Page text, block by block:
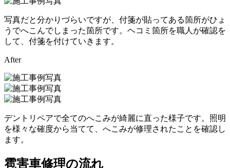
写真だと分かりづらいですが、付箋が貼ってある箇所がひょ
うでへこんでしまった箇所です。ヘコミ箇所を職人が確認を
して、付箋を付けていきます。
After
デントリペアで全てのへこみが綺麗に直った様子です。照明
を様々な確度から当てて、へこみが修理されたことを確認し
ます。
雹害車修理の流れ